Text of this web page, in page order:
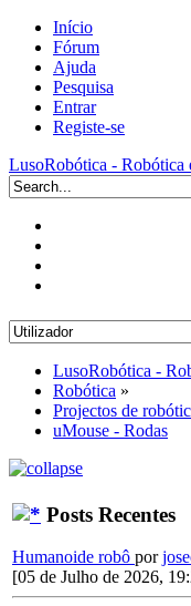
Início
Fórum
Ajuda
Pesquisa
Entrar
Registe-se
LusoRobótica - Robótica
LusoRobótica -
Robótica »
Projectos de
uMouse - Rodas
Posts Recentes
Humanoide robô por
[05 de Julho de 2026,